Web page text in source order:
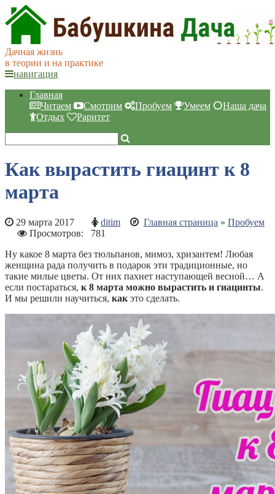
Дачная жизнь
в теории и на практике
навигация
Главная
Читаем
Смотрим Пробуем Умеем
Наша дача
Отдых
Раритет
Как вырастить гиацинт к 8
марта
29 марта 2017 ditim Главная страница » Пробуем
Просмотров: 781
Ну какое 8 марта без тюльпанов, мимоз, хризантем! Любая
женщина рада получить в подарок эти традиционные, но
такие милые цветы. От них пахнет наступающей весной… А
если постараться, к 8 марта можно вырастить и гиацинты.
И мы решили научиться, как это сделать.